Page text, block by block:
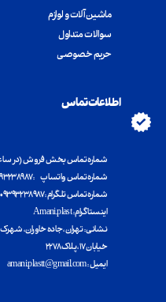
اطلاعات تماس
ماشین آلات و لوازم
سوالات متداول
​​​​​​​حریم خصوصی
شماره تماس بخش فروش (در ساعات اداری):
شماره تماس واتساپ : ۰۹۳۹۳۲۳۸۹۸۷
شماره تماس تلگرام : ۰۹۳۹۳۲۳۸۹۸۷
اینستاگرام : Amani.plast
​​​​​​​نشانی : تهران ، جاده خاوران ،
خیابان ۱۷ ، پلاک ۲۲۷۸
ایمیل : amani.plastt@gmail.com